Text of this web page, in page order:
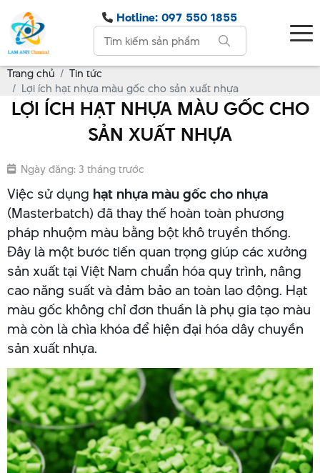
Hotline: 097 550 1855
Trang chủ
Tin tức
Lợi ích hạt nhựa màu gốc cho sản xuất nhựa
LỢI ÍCH HẠT NHỰA MÀU GỐC CHO
SẢN XUẤT NHỰA
Ngày đăng: 3 tháng trước
Việc sử dụng hạt nhựa màu gốc cho nhựa
(Masterbatch) đã thay thế hoàn toàn phương
pháp nhuộm màu bằng bột khô truyền thống.
Đây là một bước tiến quan trọng giúp các xưởng
sản xuất tại Việt Nam chuẩn hóa quy trình, nâng
cao năng suất và đảm bảo an toàn lao động. Hạt
màu gốc không chỉ đơn thuần là phụ gia tạo màu
mà còn là chìa khóa để hiện đại hóa dây chuyền
sản xuất nhựa.